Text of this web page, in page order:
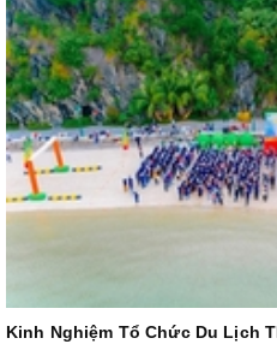
Kinh Nghiệm Tổ Chức Du Lịch